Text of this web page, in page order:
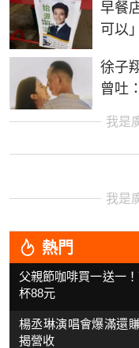
早餐
可以
徐子
曾吐
我是
我是
熱門
父親節咖啡買一送一
杯88元
楊丞琳演唱會爆滿還
揭營收